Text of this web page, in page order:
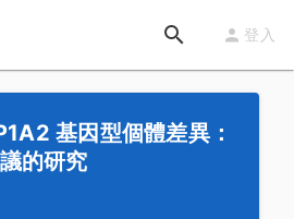
登入
基因型個體差異：
的研究